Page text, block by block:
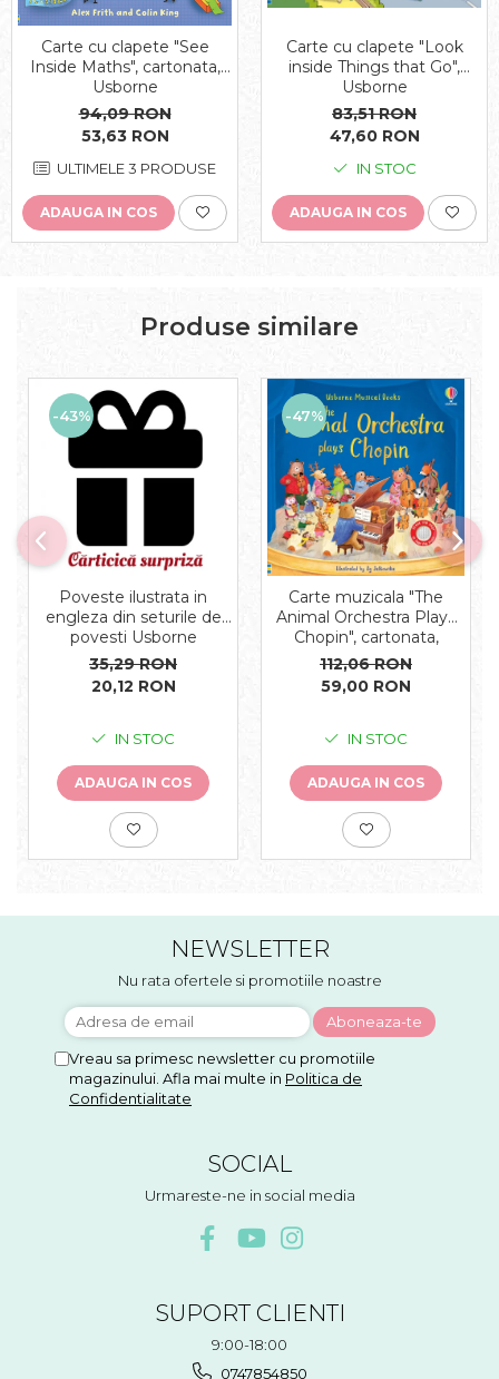
Carte cu clapete "See
Inside Maths", cartonata,
Usborne
94,09 RON
53,63 RON
ULTIMELE 3 PRODUSE
ADAUGA IN COS
Carte cu clapete "Look
inside Things that Go",
Usborne
83,51 RON
47,60 RON
IN STOC
ADAUGA IN COS
Produse similare
-43%
Poveste ilustrata in
engleza din seturile de
povesti Usborne
35,29 RON
20,12 RON
IN STOC
ADAUGA IN COS
-47%
Carte muzicala "The
Animal Orchestra Plays
Chopin", cartonata,
Usborne
112,06 RON
59,00 RON
IN STOC
ADAUGA IN COS
NEWSLETTER
Nu rata ofertele si promotiile noastre
Vreau sa primesc newsletter cu promotiile
magazinului. Afla mai multe in Politica de
Confidentialitate
SOCIAL
Urmareste-ne in social media
SUPORT CLIENTI
9:00-18:00
0747854850